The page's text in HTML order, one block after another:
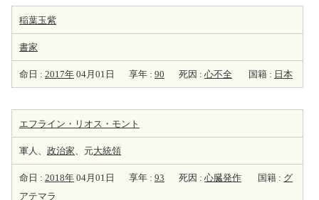
稲葉玉紫
書家
命日 : 2017年 04月01日 享年 : 90 死因 : 心不全 国籍 : 日本
エフライン・リオス・モント
軍人、 政治家、元大統領
命日 : 2018年 04月01日 享年 : 93 死因 : 心臓発作 国籍 : グ
アテマラ